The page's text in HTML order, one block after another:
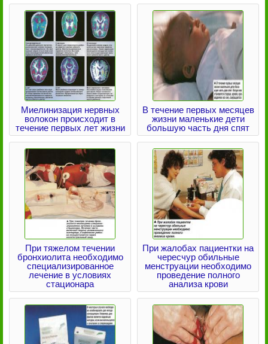
Миелинизация нервных
волокон происходит в
течение первых лет жизни
В течение первых месяцев
жизни маленькие дети
большую часть дня спят
При тяжелом течении
бронхиолита необходимо
специализированное
лечение в условиях
стационара
При жалобах пациентки на
чересчур обильные
менструации необходимо
проведение полного
анализа крови